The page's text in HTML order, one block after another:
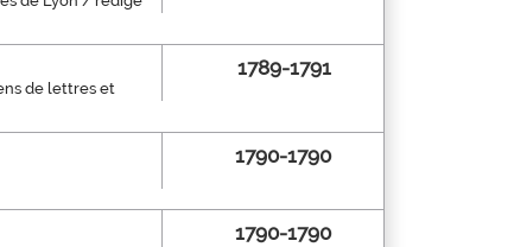
de lettres et
1789-1791
1790-1790
1790-1790